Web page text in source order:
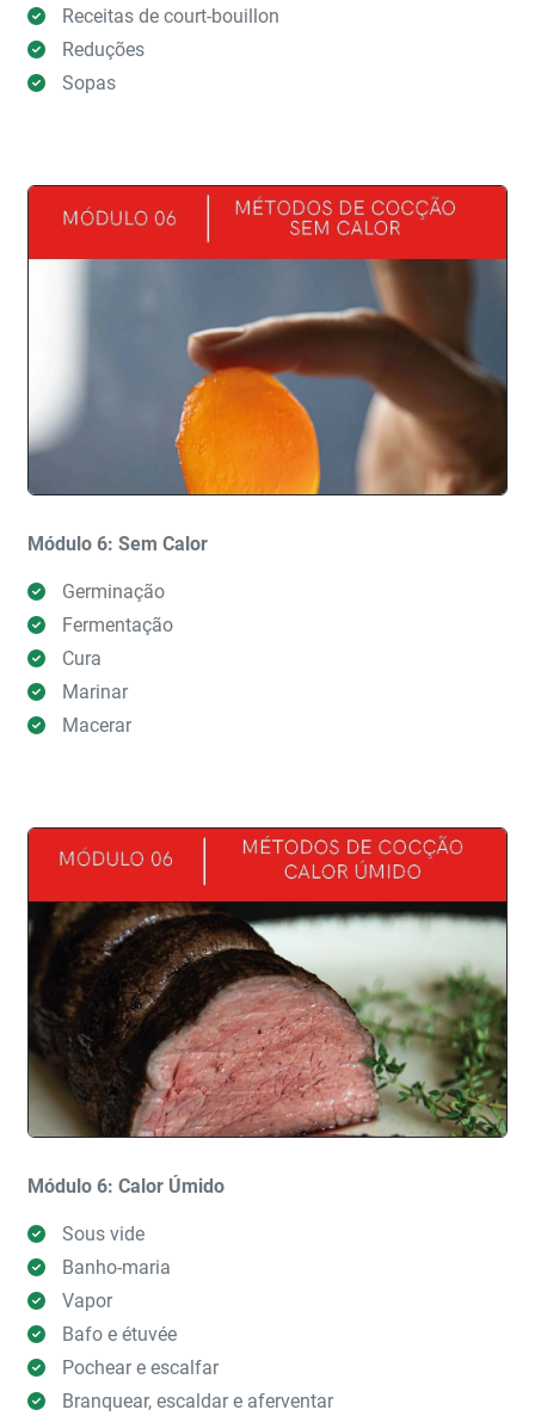
Receitas de court-bouillon
Reduções
Sopas
Módulo 6: Sem Calor
Germinação
Fermentação
Cura
Marinar
Macerar
Módulo 6: Calor Úmido
Sous vide
Banho-maria
Vapor
Bafo e étuvée
Pochear e escalfar
Branquear, escaldar e aferventar